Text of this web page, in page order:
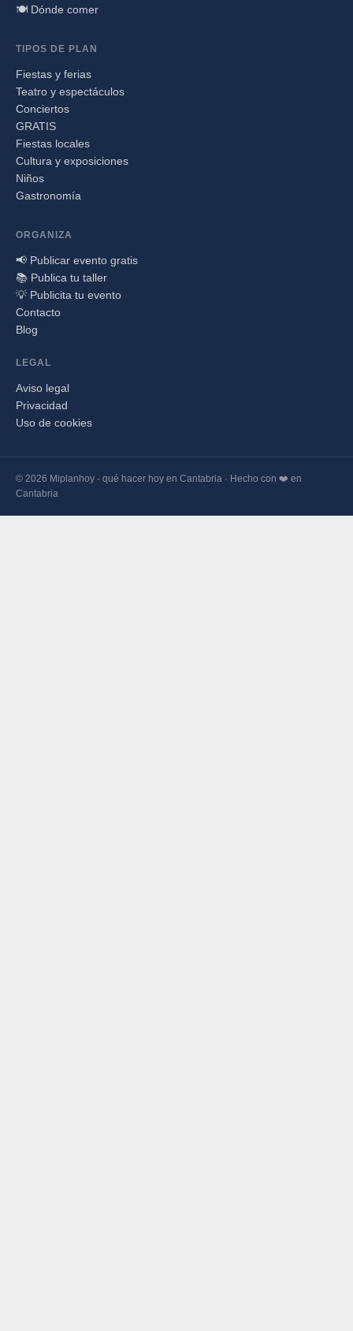
🍽️ Dónde comer
TIPOS DE PLAN
Fiestas y ferias
Teatro y espectáculos
Conciertos
GRATIS
Fiestas locales
Cultura y exposiciones
Niños
Gastronomía
ORGANIZA
📢 Publicar evento gratis
📚 Publica tu taller
💡 Publicita tu evento
Contacto
Blog
LEGAL
Aviso legal
Privacidad
Uso de cookies
© 2026 Miplanhoy - qué hacer hoy en Cantabria · Hecho con ❤️ en
Cantabria